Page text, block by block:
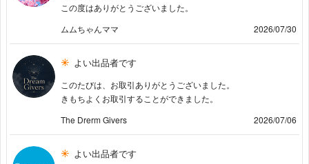
この度はありがとうございました。
ムムちゃんママ
2026/07/30
よい出品者です
このたびは、お取引ありがとうございました。
きもちよくお取引することができました。
The Drerm Givers
2026/07/06
よい出品者です